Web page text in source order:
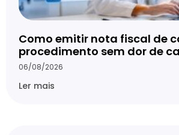
Como emitir nota fiscal de
procedimento sem dor de
06/08/2026
Ler mais